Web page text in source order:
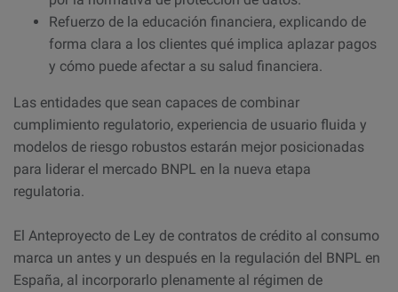
Refuerzo de la educación financiera, explicando de
forma clara a los clientes qué implica aplazar pagos
y cómo puede afectar a su salud financiera.
Las entidades que sean capaces de combinar
cumplimiento regulatorio, experiencia de usuario fluida y
modelos de riesgo robustos estarán mejor posicionadas
para liderar el mercado BNPL en la nueva etapa
regulatoria.
El Anteproyecto de Ley de contratos de crédito al consumo
marca un antes y un después en la regulación del BNPL en
España, al incorporarlo plenamente al régimen de